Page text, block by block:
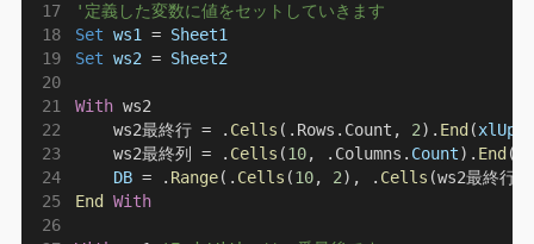
'定義した変数に値をセットしていきます
Set ws1 = Sheet1
Set ws2 = Sheet2
With ws2
    ws2最終行 = .
Cells (.Rows.Count, 2). End (xlUp
    ws2最終列 = .
Cells (10, .Columns. Count). End (
DB = . Range(. Cells (10, 2), . Cells (ws2最終行
End
With